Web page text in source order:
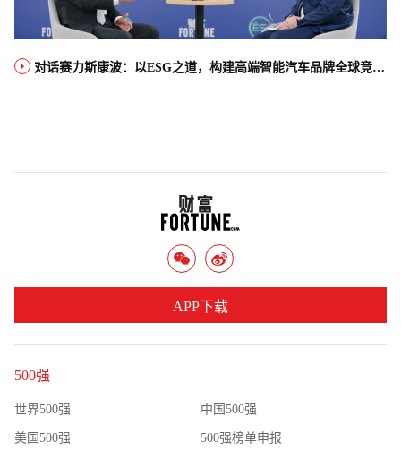
对话赛力斯康波：以ESG之道，构建高端智能汽车品牌全球竞争力
500强
世界500强 中国500强
美国500强 500强榜单申报
APP下载